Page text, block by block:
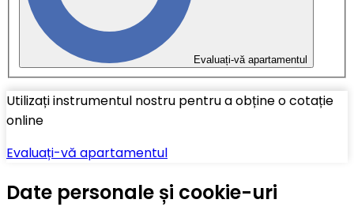
Evaluați-vă apartamentul
Utilizați instrumentul nostru pentru a obține o cotație
online
Evaluați-vă apartamentul
Date personale și cookie-uri